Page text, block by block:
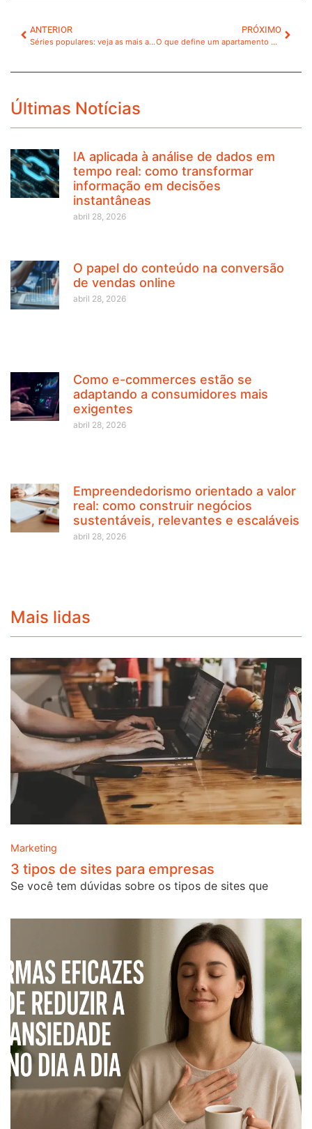
ANTERIOR
Séries populares: veja as mais assistidas
PRÓXIMO
O que define um apartamento de luxo?
Últimas Notícias
IA aplicada à análise de dados em
tempo real: como transformar
informação em decisões
instantâneas
abril 28, 2026
O papel do conteúdo na conversão
de vendas online
abril 28, 2026
Como e-commerces estão se
adaptando a consumidores mais
exigentes
abril 28, 2026
Empreendedorismo orientado a valor
real: como construir negócios
sustentáveis, relevantes e escaláveis
abril 28, 2026
Mais lidas
Marketing
3 tipos de sites para empresas
Se você tem dúvidas sobre os tipos de sites que